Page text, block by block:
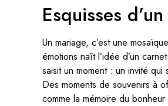
Esquisses
Un mariage, c’est une
émotions naît l’idée d’un
saisit un moment : un invité
Des moments de souvenirs à
comme la mémoire du